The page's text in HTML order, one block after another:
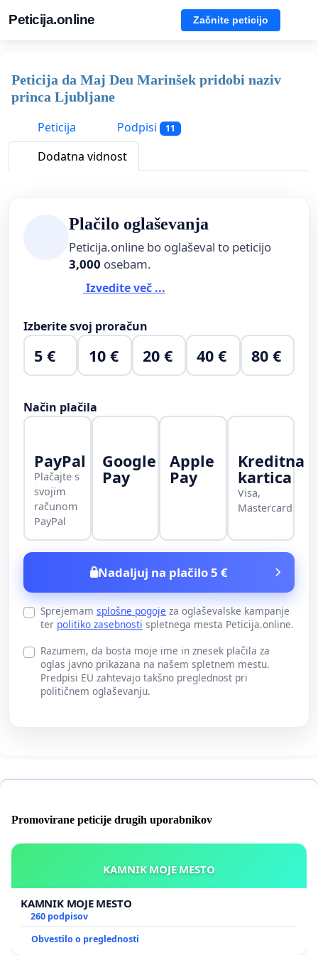
Peticija.online Začnite peticijo
Peticija da Maj Deu Marinšek pridobi naziv
princa Ljubljane
Peticija
Podpisi 11
Dodatna vidnost
Plačilo oglaševanja
Peticija.online bo oglaševal to peticijo
3,000 osebam.
Izvedite več ...
Izberite svoj proračun
5 € 10 € 20 € 40 € 80 €
Način plačila
PayPal
Plačajte s
svojim
računom
PayPal
Google
Pay
Apple
Pay
Kreditna
kartica
Visa,
Mastercard
Nadaljuj na plačilo 5 €
Sprejemam splošne pogoje za oglaševalske kampanje
ter politiko zasebnosti spletnega mesta Peticija.online.
Razumem, da bosta moje ime in znesek plačila za
oglas javno prikazana na našem spletnem mestu.
Predpisi EU zahtevajo takšno preglednost pri
političnem oglaševanju.
Promovirane peticije drugih uporabnikov
KAMNIK MOJE MESTO
KAMNIK MOJE MESTO
260 podpisov
Obvestilo o preglednosti